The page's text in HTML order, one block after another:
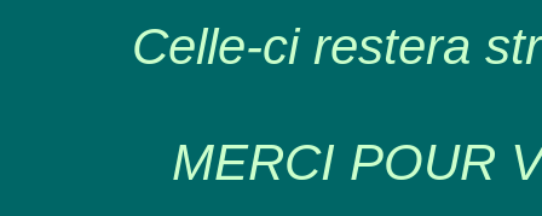
Celle-ci restera
MERCI POUR